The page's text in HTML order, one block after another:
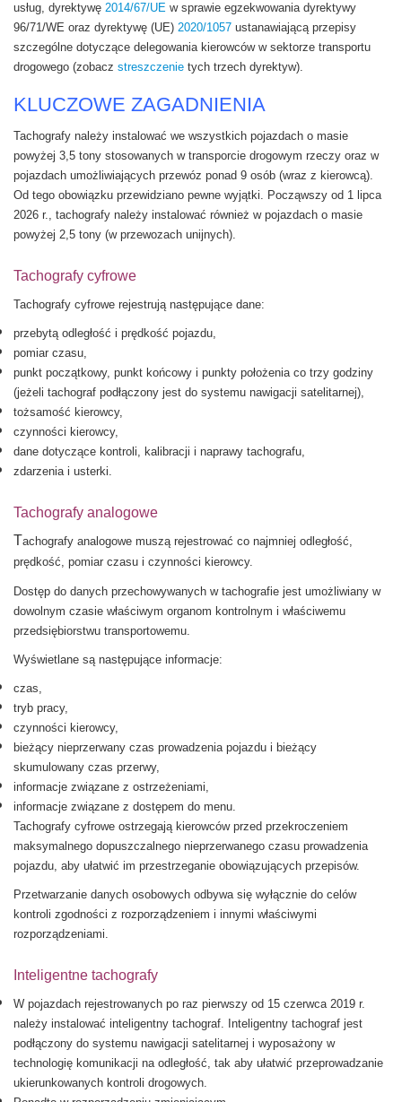
usług, dyrektywę 2014/67/UE w sprawie egzekwowania dyrektywy
96/71/WE oraz dyrektywę (UE) 2020/1057 ustanawiającą przepisy
szczególne dotyczące delegowania kierowców w sektorze transportu
drogowego (zobacz streszczenie tych trzech dyrektyw).
KLUCZOWE ZAGADNIENIA
Tachografy należy instalować we wszystkich pojazdach o masie
powyżej 3,5 tony stosowanych w transporcie drogowym rzeczy oraz w
pojazdach umożliwiających przewóz ponad 9 osób (wraz z kierowcą).
Od tego obowiązku przewidziano pewne wyjątki. Począwszy od 1 lipca
2026 r., tachografy należy instalować również w pojazdach o masie
powyżej 2,5 tony (w przewozach unijnych).
Tachografy cyfrowe
Tachografy cyfrowe rejestrują następujące dane:
przebytą odległość i prędkość pojazdu,
pomiar czasu,
punkt początkowy, punkt końcowy i punkty położenia co trzy godziny
(jeżeli tachograf podłączony jest do systemu nawigacji satelitarnej),
tożsamość kierowcy,
czynności kierowcy,
dane dotyczące kontroli, kalibracji i naprawy tachografu,
zdarzenia i usterki.
Tachografy analogowe
Tachografy analogowe muszą rejestrować co najmniej odległość,
prędkość, pomiar czasu i czynności kierowcy.
Dostęp do danych przechowywanych w tachografie jest umożliwiany w
dowolnym czasie właściwym organom kontrolnym i właściwemu
przedsiębiorstwu transportowemu.
Wyświetlane są następujące informacje:
czas,
tryb pracy,
czynności kierowcy,
bieżący nieprzerwany czas prowadzenia pojazdu i bieżący
skumulowany czas przerwy,
informacje związane z ostrzeżeniami,
informacje związane z dostępem do menu.
Tachografy cyfrowe ostrzegają kierowców przed przekroczeniem
maksymalnego dopuszczalnego nieprzerwanego czasu prowadzenia
pojazdu, aby ułatwić im przestrzeganie obowiązujących przepisów.
Przetwarzanie danych osobowych odbywa się wyłącznie do celów
kontroli zgodności z rozporządzeniem i innymi właściwymi
rozporządzeniami.
Inteligentne tachografy
W pojazdach rejestrowanych po raz pierwszy od 15 czerwca 2019 r.
należy instalować inteligentny tachograf. Inteligentny tachograf jest
podłączony do systemu nawigacji satelitarnej i wyposażony w
technologię komunikacji na odległość, tak aby ułatwić przeprowadzanie
ukierunkowanych kontroli drogowych.